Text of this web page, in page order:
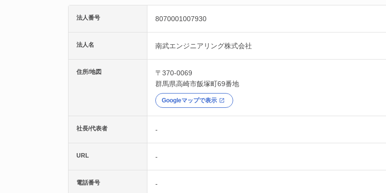
法人番号 8070001007930
法人名 南武エンジニアリング株式会社
住所/地図
〒370-0069
群馬県高崎市飯塚町69番地
Googleマップで表示
社長/代表者 -
URL -
電話番号 -